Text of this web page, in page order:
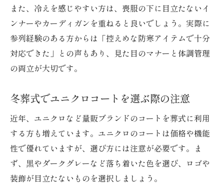
また、冷えを感じやすい方は、喪服の下に目立たないイ
ンナーやカーディガンを重ねると良いでしょう。実際に
参列経験のある方からは「控えめな防寒アイテムで十分
対応できた」との声もあり、見た目のマナーと体調管理
の両立が大切です。
冬葬式でユニクロコートを選ぶ際の注意
近年、ユニクロなど量販ブランドのコートを葬式に利用
する方も増えています。ユニクロのコートは価格や機能
性で優れていますが、選び方には注意が必要です。ま
ず、黒やダークグレーなど落ち着いた色を選び、ロゴや
装飾が目立たないものを選択しましょう。